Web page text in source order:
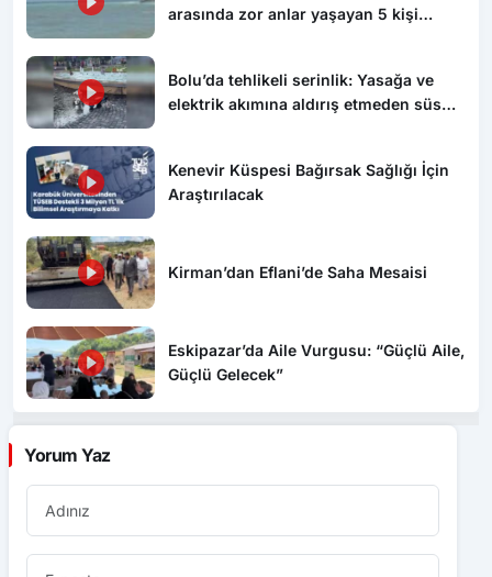
arasında zor anlar yaşayan 5 kişi
Bolu’da tehlikeli serinlik: Yasağa ve
elektrik akımına aldırış etmeden süs
Kenevir Küspesi Bağırsak Sağlığı İçin
Araştırılacak
Kirman’dan Eflani’de Saha Mesaisi
Eskipazar’da Aile Vurgusu: “Güçlü Aile,
Güçlü Gelecek”
Yorum Yaz